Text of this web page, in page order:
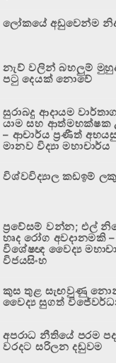
ලෝකයේ අඩුවෙන්ම
නැව් වලින් බහලුම්
පටු දෙයක් නොවේ
සුරාබදු ආදායම
යාම සහ ආත්මභක්ෂක
– ආචාර්ය ප්‍රණීත්
මානව විද්‍යා මහාචාර්ය
විශ්වවිද්‍යාල කඩඉම්
ප්‍රවේසම් වන්න; එල්
හෘද රෝග අවදානමකි –
විශේෂඥ වෛද්‍ය
විජයසිංහ
කුස තුළ සැඟවුණු
වෛද්‍ය සුගත්
අපරාධ නීතියේ පරම
වරදට සරිලන දඬුවම